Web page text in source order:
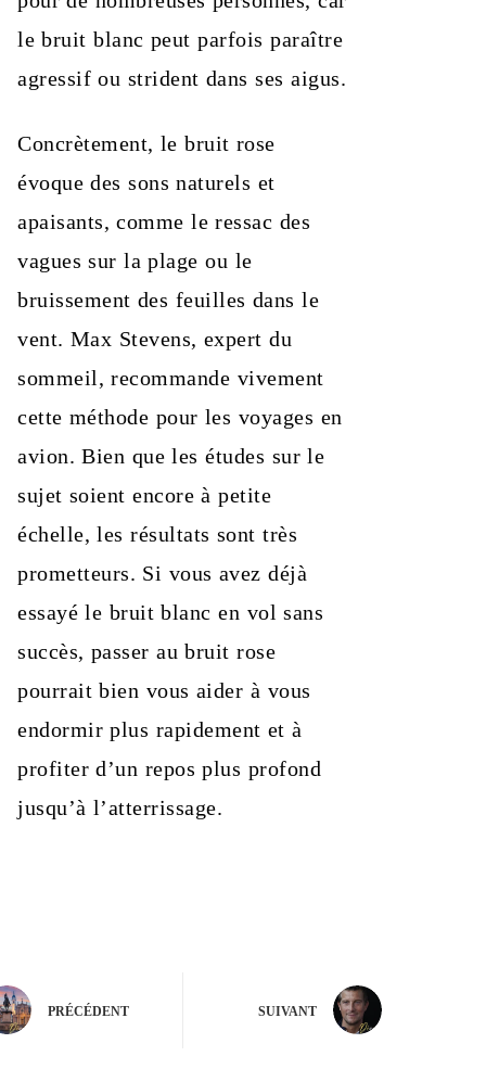
le bruit blanc peut parfois paraître
agressif ou strident dans ses aigus.
Concrètement, le bruit rose
évoque des sons naturels et
apaisants, comme le ressac des
vagues sur la plage ou le
bruissement des feuilles dans le
vent. Max Stevens, expert du
sommeil, recommande vivement
cette méthode pour les voyages en
avion. Bien que les études sur le
sujet soient encore à petite
échelle, les résultats sont très
prometteurs. Si vous avez déjà
essayé le bruit blanc en vol sans
succès, passer au bruit rose
pourrait bien vous aider à vous
endormir plus rapidement et à
profiter d’un repos plus profond
jusqu’à l’atterrissage.
PRÉCÉDENT SUIVANT